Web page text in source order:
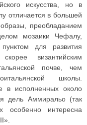
искусства, но в
отличается в большей
преобладанием
мозаики Чефалу,
для развития
византийским
почве, чем
школы.
в исполненных около
дель Аммиральо (так
особенно интересна